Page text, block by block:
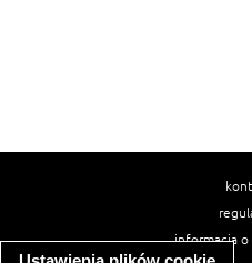
informacja o